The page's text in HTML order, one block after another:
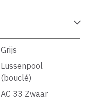
Grijs
Lussenpool
(bouclé)
AC 33 Zwaar